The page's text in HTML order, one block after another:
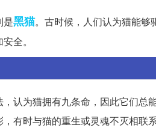
是黑猫。古时候，人们认为猫能够
全。
认为猫拥有九条命，因此它们总
有时与猫的重生或灵魂不灭相联系